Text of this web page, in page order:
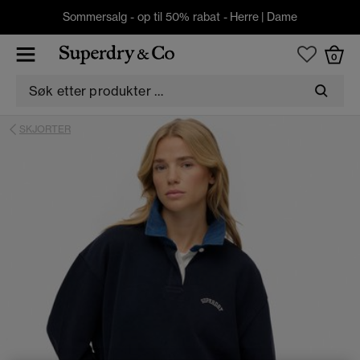
Sommersalg - op til 50% rabat - Herre | Dame
0
SKJORTER